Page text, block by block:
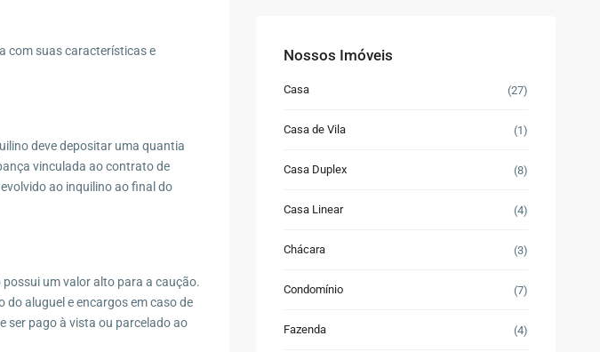
com suas características e
deve depositar uma quantia
vinculada ao contrato de
ao inquilino ao final do
um valor alto para a caução.
aluguel e encargos em caso de
ser pago à vista ou parcelado ao
Nossos Imóveis
Casa (27)
Casa de Vila (1)
Casa Duplex (8)
Casa Linear (4)
Chácara (3)
Condomínio (7)
Fazenda (4)